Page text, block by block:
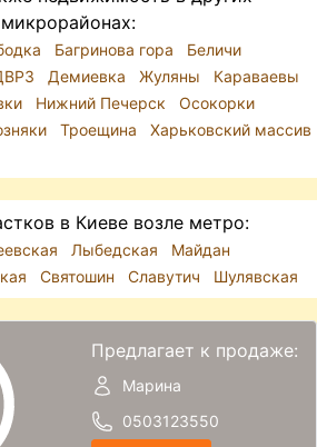
микрорайонах:
Багринова гора
Беличи
Демиевка Жуляны
Караваевы
Нижний Печерск
Осокорки
Троещина
Харьковский массив
в Киеве возле метро:
Лыбедская
Майдан
Святошин Славутич Шулявская
Предлагает к продаже:
Марина
0503123550